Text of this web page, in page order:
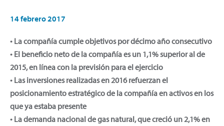
14 febrero 2017
• La compañía cumple objetivos por décimo año consecutivo
• El beneficio neto de la compañía es un 1,1% superior al de
2015, en línea con la previsión para el ejercicio
• Las inversiones realizadas en 2016 refuerzan el
posicionamiento estratégico de la compañía en activos en los
que ya estaba presente
• La demanda nacional de gas natural, que creció un 2,1% en